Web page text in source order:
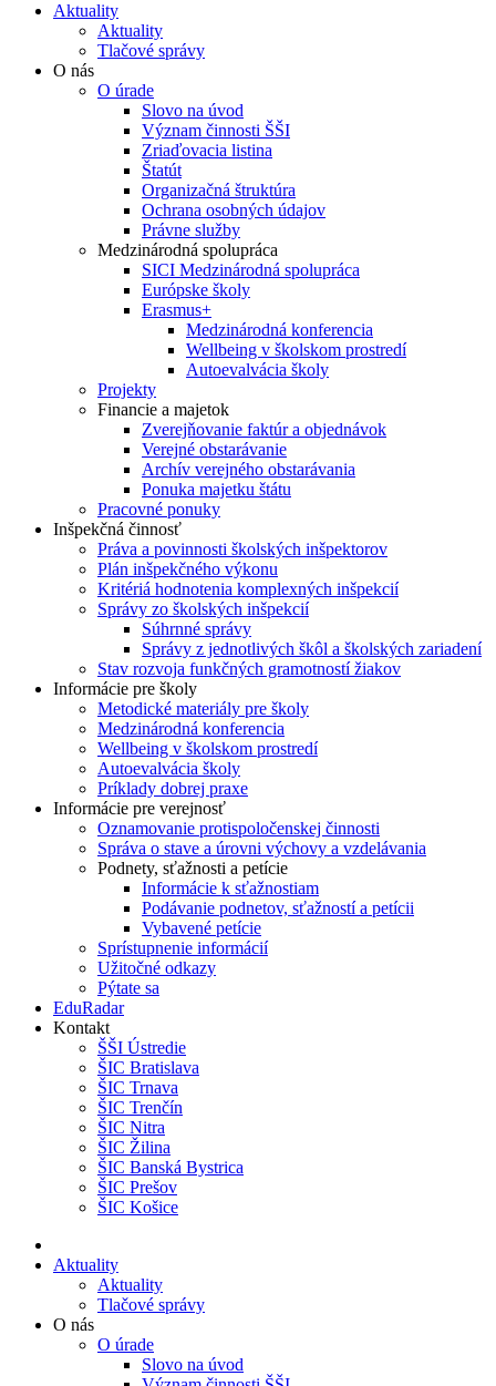
Aktuality
Aktuality
Tlačové správy
O nás
O úrade
Slovo na úvod
Význam činnosti ŠŠI
Zriaďovacia listina
Štatút
Organizačná štruktúra
Ochrana osobných údajov
Právne služby
Medzinárodná spolupráca
SICI Medzinárodná spolupráca
Európske školy
Erasmus+
Medzinárodná konferencia
Wellbeing v školskom prostredí
Autoevalvácia školy
Projekty
Financie a majetok
Zverejňovanie faktúr a objednávok
Verejné obstarávanie
Archív verejného obstarávania
Ponuka majetku štátu
Pracovné ponuky
Inšpekčná činnosť
Práva a povinnosti školských inšpektorov
Plán inšpekčného výkonu
Kritériá hodnotenia komplexných inšpekcií
Správy zo školských inšpekcií
Súhrnné správy
Správy z jednotlivých škôl a školských zariadení
Stav rozvoja funkčných gramotností žiakov
Informácie pre školy
Metodické materiály pre školy
Medzinárodná konferencia
Wellbeing v školskom prostredí
Autoevalvácia školy
Príklady dobrej praxe
Informácie pre verejnosť
Oznamovanie protispoločenskej činnosti
Správa o stave a úrovni výchovy a vzdelávania
Podnety, sťažnosti a petície
Informácie k sťažnostiam
Podávanie podnetov, sťažností a petícii
Vybavené petície
Sprístupnenie informácií
Užitočné odkazy
Pýtate sa
EduRadar
Kontakt
ŠŠI Ústredie
ŠIC Bratislava
ŠIC Trnava
ŠIC Trenčín
ŠIC Nitra
ŠIC Žilina
ŠIC Banská Bystrica
ŠIC Prešov
ŠIC Košice
Aktuality
Aktuality
Tlačové správy
O nás
O úrade
Slovo na úvod